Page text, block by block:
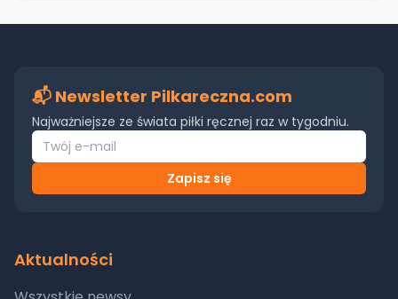
📬 Newsletter Pilkareczna.com
Najważniejsze ze świata piłki ręcznej raz w tygodniu.
Zapisz się
Aktualności